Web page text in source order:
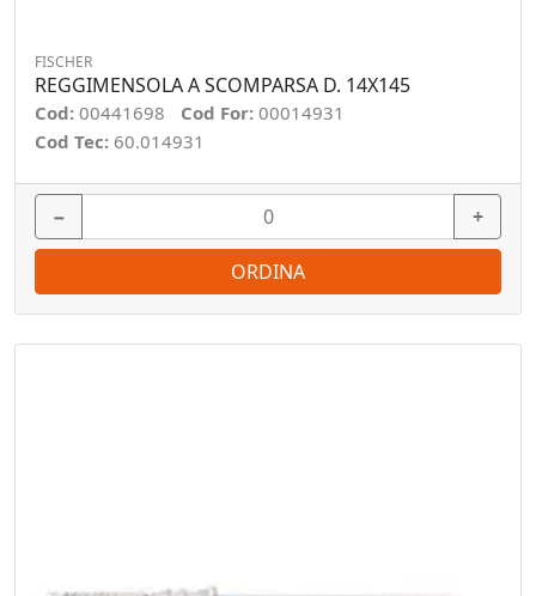
FISCHER
REGGIMENSOLA A SCOMPARSA D. 14X145
Cod: 00441698 Cod For: 00014931
Cod Tec: 60.014931
− +
ORDINA